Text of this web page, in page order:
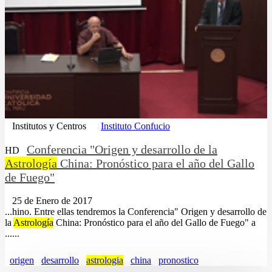
Institutos y Centros Instituto Confucio
HD
Conferencia "Origen y desarrollo de la
Astrología China: Pronóstico para el año del Gallo
de Fuego"
25 de Enero de 2017
...hino. Entre ellas tendremos la Conferencia" Origen y desarrollo de
la Astrología China: Pronóstico para el año del Gallo de Fuego" a
......
origen desarrollo astrologia china pronostico